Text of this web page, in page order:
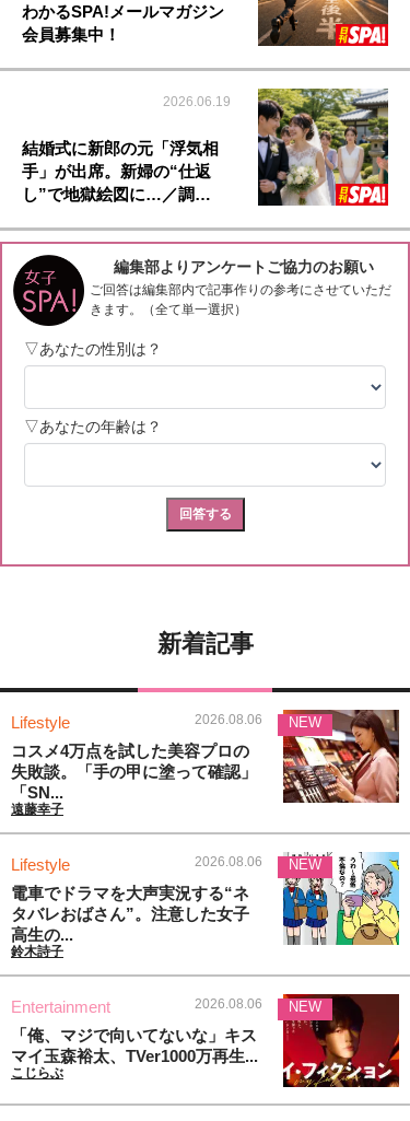
わかるSPA!メールマガジン
会員募集中！
2026.06.19
結婚式に新郎の元「浮気相
手」が出席。新婦の“仕返
し”で地獄絵図に…／調…
新着記事
Lifestyle 2026.08.06
コスメ4万点を試した美容プロの
失敗談。「手の甲に塗って確認」
「SN...
遠藤幸子
NEW
Lifestyle 2026.08.06
電車でドラマを大声実況する“ネ
タバレおばさん”。注意した女子
高生の...
鈴木詩子
NEW
Entertainment 2026.08.06
「俺、マジで向いてないな」キス
マイ玉森裕太、TVer1000万再生...
こじらぶ
NEW